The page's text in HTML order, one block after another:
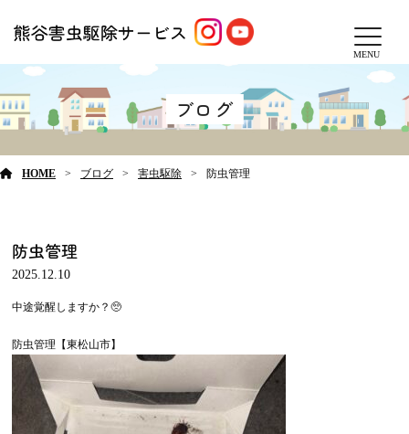
MENU
ブログ
HOME ブログ 害虫駆除 防虫管理
防虫管理
2025.12.10
中途覚醒しますか？🥺
防虫管理【東松山市】